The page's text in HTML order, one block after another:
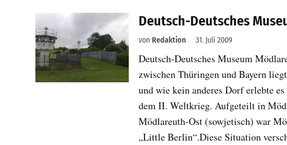
Deutsch-Deutsches
von Redaktion 31. Juli 2009
Deutsch-Deutsches Museum
zwischen Thüringen und Bayern
und wie kein anderes Dorf erlebte
dem II. Weltkrieg. Aufgeteilt in
Mödlareuth-Ost (sowjetisch) war
„Little Berlin“.Diese Situation